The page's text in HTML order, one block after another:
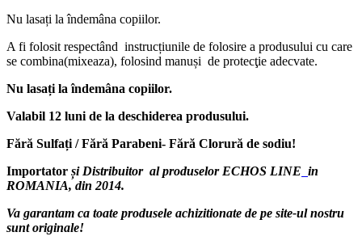
Nu lasați la îndemâna copiilor.
A fi folosit respectând instrucțiunile de folosire a produsului cu care
se combina(mixeaza), folosind manuși de protecţie adecvate.
Nu lasați la îndemâna copiilor.
Valabil 12 luni de la deschiderea produsului.
Fără Sulfați / Fără Parabeni- Fără Clorură de sodiu!
Importator și Distribuitor al produselor ECHOS LINE in
ROMANIA, din 2014.
Va garantam ca toate produsele achizitionate de pe site-ul nostru
sunt originale!